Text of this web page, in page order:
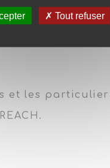
les
et les
Tout refuser